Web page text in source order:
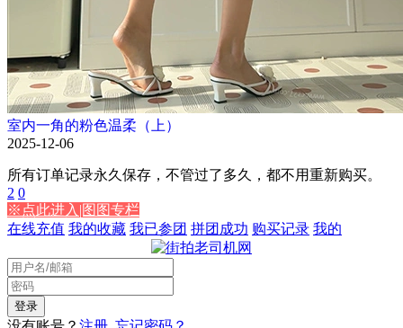
室内一角的粉色温柔（上）
2025-12-06
所有订单记录永久保存，不管过了多久，都不用重新购买。
2 0
※点此进入|图图专栏
在线充值 我的收藏 我已参团 拼团成功 购买记录 我的